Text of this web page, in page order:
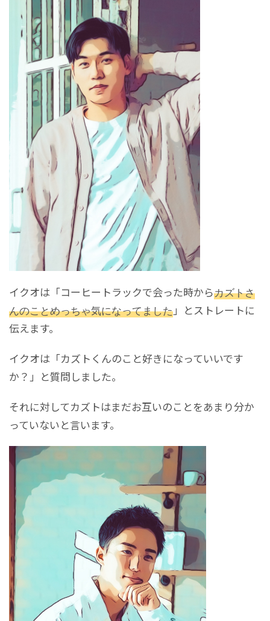
イクオは「コーヒートラックで会った時からカズトさ
んのことめっちゃ気になってました」とストレートに
伝えます。
イクオは「カズトくんのこと好きになっていいです
か？」と質問しました。
それに対してカズトはまだお互いのことをあまり分か
っていないと言います。